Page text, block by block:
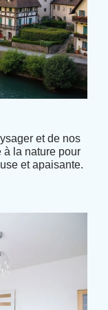
et de nos
à la nature pour
et apaisante.